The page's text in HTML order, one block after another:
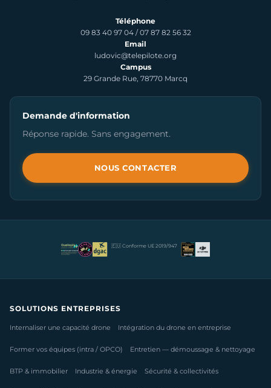
Téléphone
09 83 40 97 04 /07 87 82 56 32
Email
ludovic@telepilote.org
Campus
29 Grande Rue, 78770 Marcq
Demande d'information
Réponse rapide. Sans engagement.
NOUS CONTACTER
🇪🇺 Conforme UE 2019/947
SOLUTIONS ENTREPRISES
Internaliser une capacité drone Intégration du drone en entreprise
Former vos équipes (intra / OPCO) Entretien — démoussage & nettoyage
BTP & immobilier Industrie & énergie Sécurité & collectivités